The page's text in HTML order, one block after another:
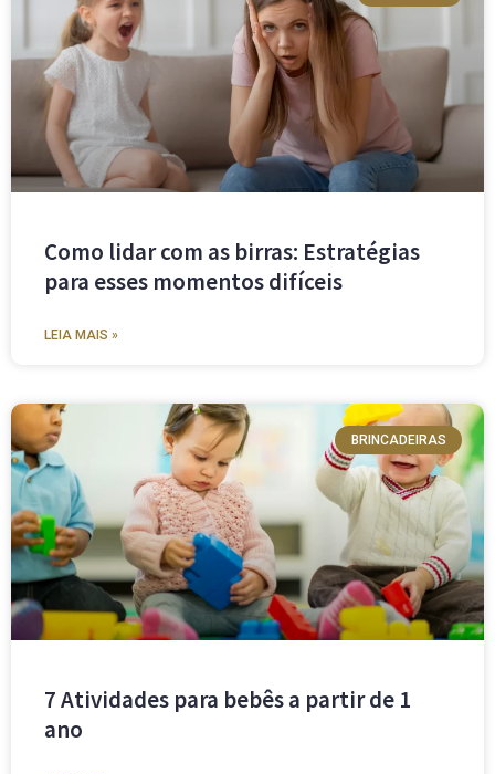
Como lidar com as birras: Estratégias
para esses momentos difíceis
LEIA MAIS »
BRINCADEIRAS
7 Atividades para bebês a partir de 1
ano